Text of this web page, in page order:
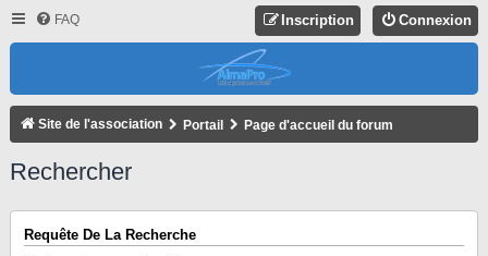
FAQ Connexion
Inscription
Site de l'association Portail Page d'accueil du forum
Rechercher
Requête De La Recherche